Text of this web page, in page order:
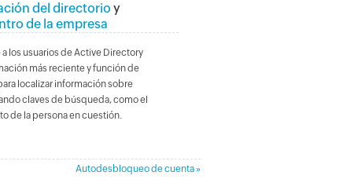
del directorio y
de la empresa
los usuarios de Active Directory
más reciente y función de
localizar información sobre
claves de búsqueda, como el
de la persona en cuestión.
Autodesbloqueo de cuenta »